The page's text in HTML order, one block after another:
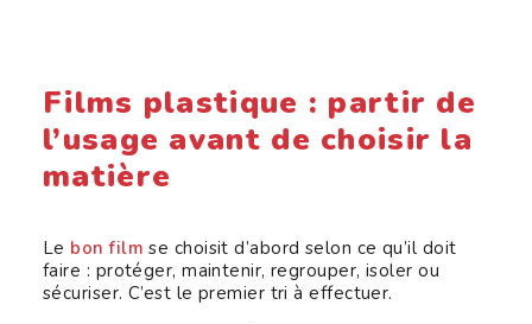
Films plastique : partir de
l’usage avant de choisir la
matière
Le bon film se choisit d’abord selon ce qu’il doit
faire : protéger, maintenir, regrouper, isoler ou
sécuriser. C’est le premier tri à effectuer.